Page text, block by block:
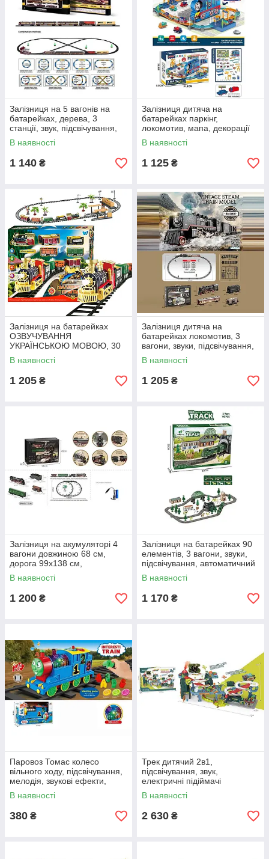
Залізниця на 5 вагонів на
батарейках, дерева, 3
станції, звук, підсвічування,
масштаб 1:87
В наявності
1 140 ₴
Залізниця дитяча на
батарейках паркінг,
локомотив, мапа, декорації
В наявності
1 125 ₴
Залізниця на батарейках
ОЗВУЧУВАННЯ
УКРАЇНСЬКОЮ МОВОЮ, 30
деталей, підсвічування,
пісня, парогенератор,
В наявності
1 205 ₴
Залізниця дитяча на
батарейках локомотив, 3
вагони, звуки, підсвічування,
парогенератор
В наявності
1 205 ₴
Залізниця на акумуляторі 4
вагони довжиною 68 см,
дорога 99х138 см,
підсвічування,
парогенерація, звук-
В наявності
1 200 ₴
Залізниця на батарейках 90
елементів, 3 вагони, звуки,
підсвічування, автоматичний
рух, декорації, 8 тваринок
В наявності
1 170 ₴
Паровоз Томас колесо
вільного ходу, підсвічування,
мелодія, звукові ефекти,
сортер, рухомі шестерні
В наявності
380 ₴
Трек дитячий 2в1,
підсвічування, звук,
електричні підіймачі
В наявності
2 630 ₴